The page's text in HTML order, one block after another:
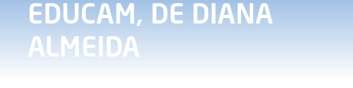
EDUCAM, DE DIANA
ALMEIDA